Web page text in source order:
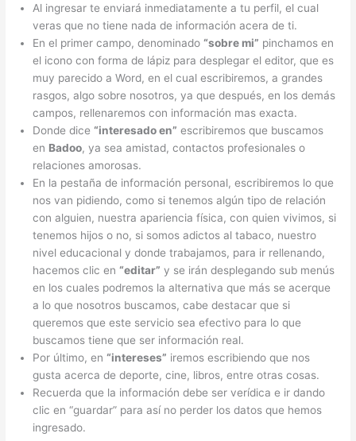
Al ingresar te enviará inmediatamente a tu perfil, el cual
veras que no tiene nada de información acera de ti.
En el primer campo, denominado“sobre mi” pinchamos en
el icono con forma de lápiz para desplegar el editor, que es
muy parecido a Word, en el cual escribiremos, a grandes
rasgos, algo sobre nosotros, ya que después, en los demás
campos, rellenaremos con información mas exacta.
Donde dice“interesado en” escribiremos que buscamos
en Badoo, ya sea amistad, contactos profesionales o
relaciones amorosas.
En la pestaña de información personal, escribiremos lo que
nos van pidiendo, como si tenemos algún tipo de relación
con alguien, nuestra apariencia física, con quien vivimos, si
tenemos hijos o no, si somos adictos al tabaco, nuestro
nivel educacional y donde trabajamos, para ir rellenando,
hacemos clic en“editar” y se irán desplegando sub menús
en los cuales podremos la alternativa que más se acerque
a lo que nosotros buscamos, cabe destacar que si
queremos que este servicio sea efectivo para lo que
buscamos tiene que ser información real.
Por último, en“intereses” iremos escribiendo que nos
gusta acerca de deporte, cine, libros, entre otras cosas.
Recuerda que la información debe ser verídica e ir dando
clic en “guardar” para así no perder los datos que hemos
ingresado.